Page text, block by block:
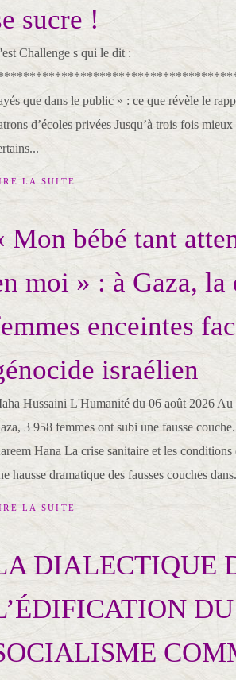
sucre !
Challenge s qui le dit :
«
que dans le public » : ce que révèle le
d’écoles privées Jusqu’à trois fois
LA SUITE
Mon bébé tant
moi » : à Gaza, la
enceintes
israélien
Hussaini L'Humanité du 06 août 2026 Au
3 958 femmes ont subi une fausse
Hana La crise sanitaire et les
hausse dramatique des fausses couches
LA SUITE
DIALECTIQUE
DU